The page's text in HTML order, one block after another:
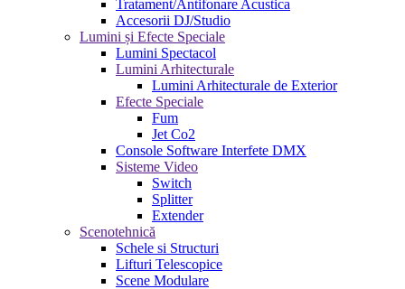
Tratament/Antifonare Acustica
Accesorii DJ/Studio
Lumini și Efecte Speciale
Lumini Spectacol
Lumini Arhitecturale
Lumini Arhitecturale de Exterior
Efecte Speciale
Fum
Jet Co2
Console Software Interfete DMX
Sisteme Video
Switch
Splitter
Extender
Scenotehnică
Schele si Structuri
Lifturi Telescopice
Scene Modulare